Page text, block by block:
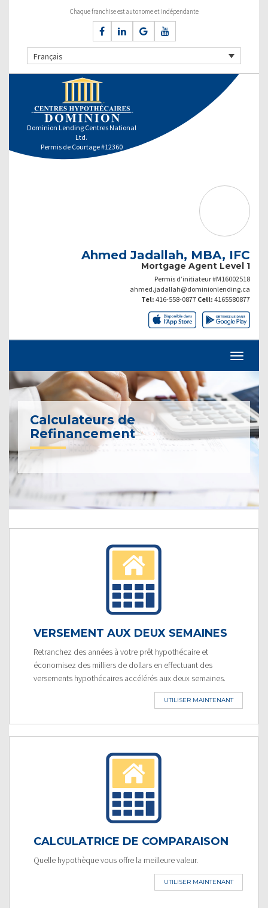
Chaque franchise est autonome et indépendante
Français
Dominion Lending Centres National
Ltd.
Permis de Courtage #12360
Ahmed Jadallah, MBA, IFC
Mortgage Agent Level 1
Permis d’initiateur #M16002518
ahmed.jadallah@dominionlending.ca
Tel: 416-558-0877 Cell: 4165580877
Calculateurs de
Refinancement
VERSEMENT AUX DEUX SEMAINES
Retranchez des années à votre prêt hypothécaire et
économisez des milliers de dollars en effectuant des
versements hypothécaires accélérés aux deux semaines.
UTILISER MAINTENANT
CALCULATRICE DE COMPARAISON
Quelle hypothèque vous offre la meilleure valeur.
UTILISER MAINTENANT